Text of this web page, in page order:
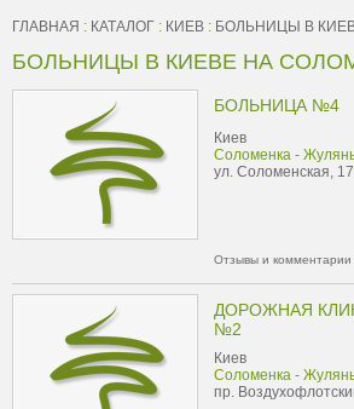
ГЛАВНАЯ : КАТАЛОГ : КИЕВ : БОЛЬНИЦЫ В
БОЛЬНИЦЫ В КИЕВЕ НА
БОЛЬНИЦА №4
Киев
Соломенка -
ул. Соломенская, 17
Отзывы и комментарии
ДОРОЖНАЯ
№2
Киев
Соломенка -
пр.